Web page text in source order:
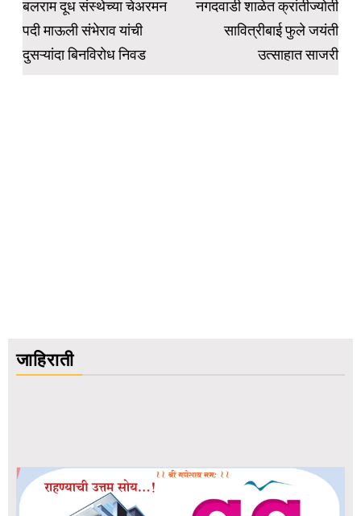
navigation
बलराम दूध संस्थेच्या चेअरमन
पदी माऊली संभेराव यांची
दुसऱ्यांदा बिनविरोध निवड
नगदवाडी शाळेत क्रांतीज्योती
सावित्रीबाई फुले जयंती
उत्साहात साजरी
जाहिराती